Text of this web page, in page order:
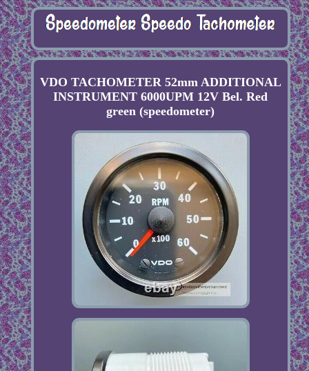
VDO TACHOMETER 52mm ADDITIONAL
INSTRUMENT 6000UPM 12V Bel. Red
green (speedometer)